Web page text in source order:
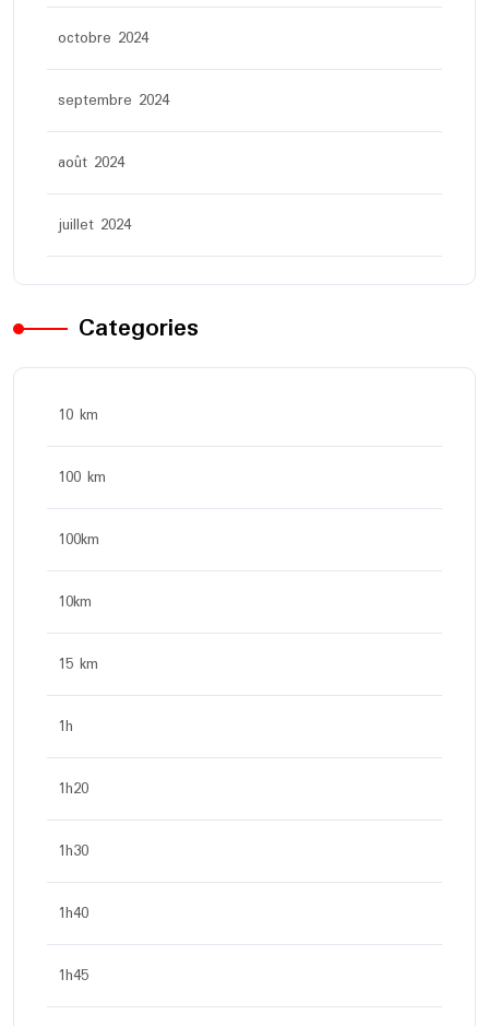
octobre 2024
septembre 2024
août 2024
juillet 2024
Categories
10 km
100 km
100km
10km
15 km
1h
1h20
1h30
1h40
1h45